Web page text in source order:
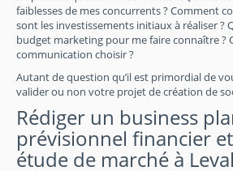
faiblesses de mes concurrents ? Comment
sont les investissements initiaux à réaliser ?
budget marketing pour me faire connaître ?
communication choisir ?
Autant de question qu’il est primordial de
valider ou non votre projet de création de
Rédiger un business
prévisionnel financier
étude de marché à